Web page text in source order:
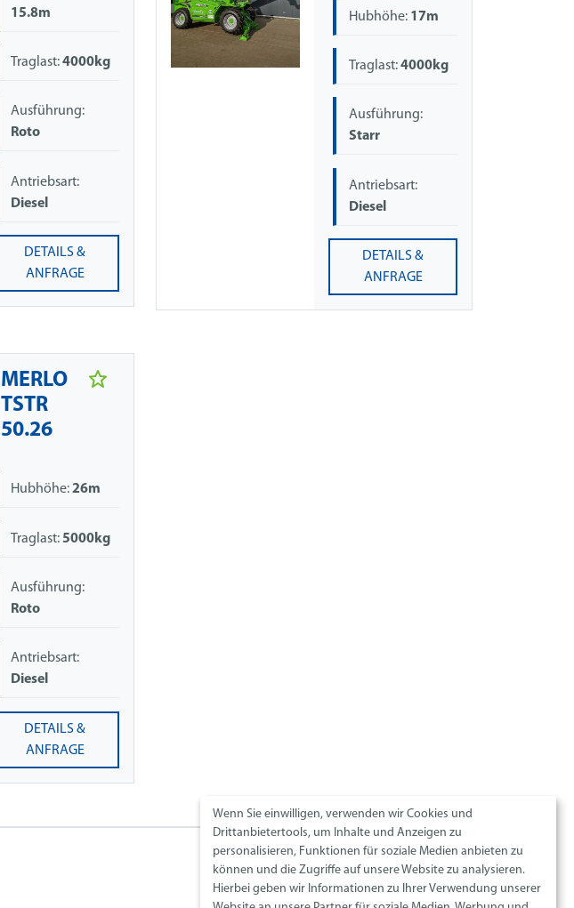
15.8m
Traglast:4000kg
Ausführung:
Roto
Antriebsart:
Diesel
DETAILS &
ANFRAGE
Hubhöhe: 17m
Traglast:4000kg
Ausführung:
Starr
Antriebsart:
Diesel
DETAILS &
ANFRAGE
MERLO
TSTR
50.26
Hubhöhe:26m
Traglast: 5000kg
Ausführung:
Roto
Antriebsart:
Diesel
DETAILS &
ANFRAGE
Social Media
Wenn Sie einwilligen, verwenden wir Cookies und
Drittanbietertools, um Inhalte und Anzeigen zu
personalisieren, Funktionen für soziale Medien anbieten zu
können und die Zugriffe auf unsere Website zu analysieren.
Hierbei geben wir Informationen zu Ihrer Verwendung unserer